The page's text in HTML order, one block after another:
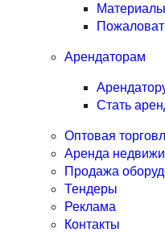
Арендаторам
Стать
Оптовая
Аренда
Продажа
Тендеры
Реклама
Контакты